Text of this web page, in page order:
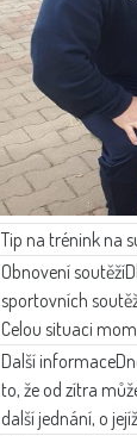
Tip na trénink na
Obnovení soutěží
sportovních
Celou situaci
Další informace
to, že od zítra
další jednání, o